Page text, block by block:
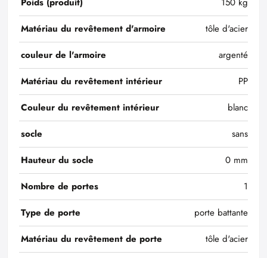
Matériau du revêtement d'armoire
tôle d'acier
couleur de l'armoire
argenté
Matériau du revêtement intérieur
PP
Couleur du revêtement intérieur
blanc
socle
sans
Hauteur du socle
0 mm
Nombre de portes
1
Type de porte
porte battante
Matériau du revêtement de porte
tôle d'acier